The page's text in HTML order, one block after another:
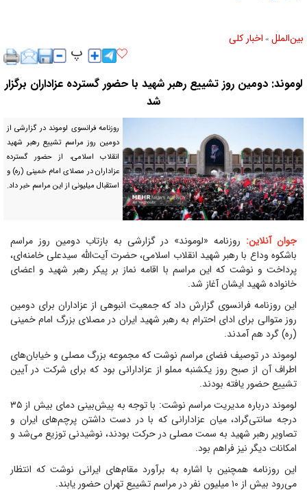
بين‌الملل » اخبار كلی
لوموند: دومین روز تشییع رهبر شهید با حضور گسترده عزاداران برگزار
شد
روزنامه فرانسوی لوموند در گزارشی از
دومین روز مراسم تشییع رهبر شهید
انقلاب اسلامی، از حضور گسترده
عزاداران در مصلای امام خمینی (ره) و
استقبال میلیونی از این مراسم خبر داد.
جوان آنلاین: روزنامه «لوموند» در گزارشی به بازتاب دومین روز مراسم
باشکوه وداع با رهبر شهید انقلاب اسلامی، حضرت آیت‌الله سیدعلی خامنه‌ای،
پرداخت و نوشت که این مراسم با اقامه نماز بر پیکر رهبر شهید و اعضای
خانواده شهید ایشان آغاز شد.
این روزنامه فرانسوی گزارش داد که جمعیت انبوهی از عزاداران برای دومین
روز متوالی برای ادای احترام به رهبر شهید ایران در مصلای بزرگ امام خمینی
(ره) گرد هم آمدند.
لوموند در توصیف فضای مراسم نوشت که مجموعه بزرگ مصلی و خیابان‌های
اطراف آن از صبح روز یکشنبه مملو از عزادارانی بود که برای شرکت در آیین
تشییع حضور یافته بودند.
لوموند درباره مدیریت مراسم نوشت: با توجه به پیش‌بینی دمای بیش از ۳۵
درجه سانتی‌گراد، میان عزادارانی که با در دست داشتن پرچم‌های ایران و
تصاویر رهبر شهید به سمت مصلی در حرکت بودند، نوشیدنی توزیع می‌شد و
امکانات دیگر نیز فراهم بود.
این روزنامه همچنین با اشاره به برآورد مقام‌های ایرانی نوشت که انتظار
می‌رود بیش از ۱۰ میلیون نفر در مراسم تشییع تهران حضور یابند.